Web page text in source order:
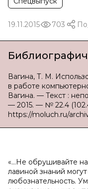
19.11.2015 703
Вагина, Т. М.
в работе
Вагина. — Текст :
— 2015. — № 22.4
https://moluch.ru/
«…Не обрушивайте
лавиной знаний
любознательность.